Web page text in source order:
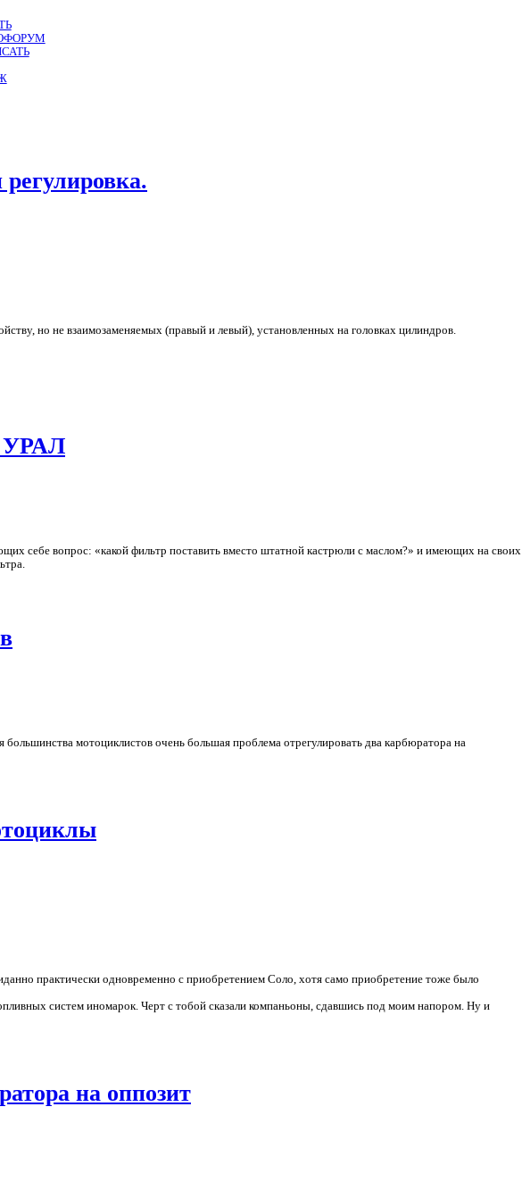
но не взаимозаменяемых (правый и левый), установленных на головках цилиндров.
УРАЛ
себе вопрос: «какой фильтр поставить вместо штатной кастрюли с маслом?» и имеющих на своих
мотоциклистов очень большая проблема отрегулировать два карбюратора на
практически одновременно с приобретением Соло, хотя само приобретение тоже было
систем иномарок. Черт с тобой сказали компаньоны, сдавшись под моим напором. Ну и
на оппозит